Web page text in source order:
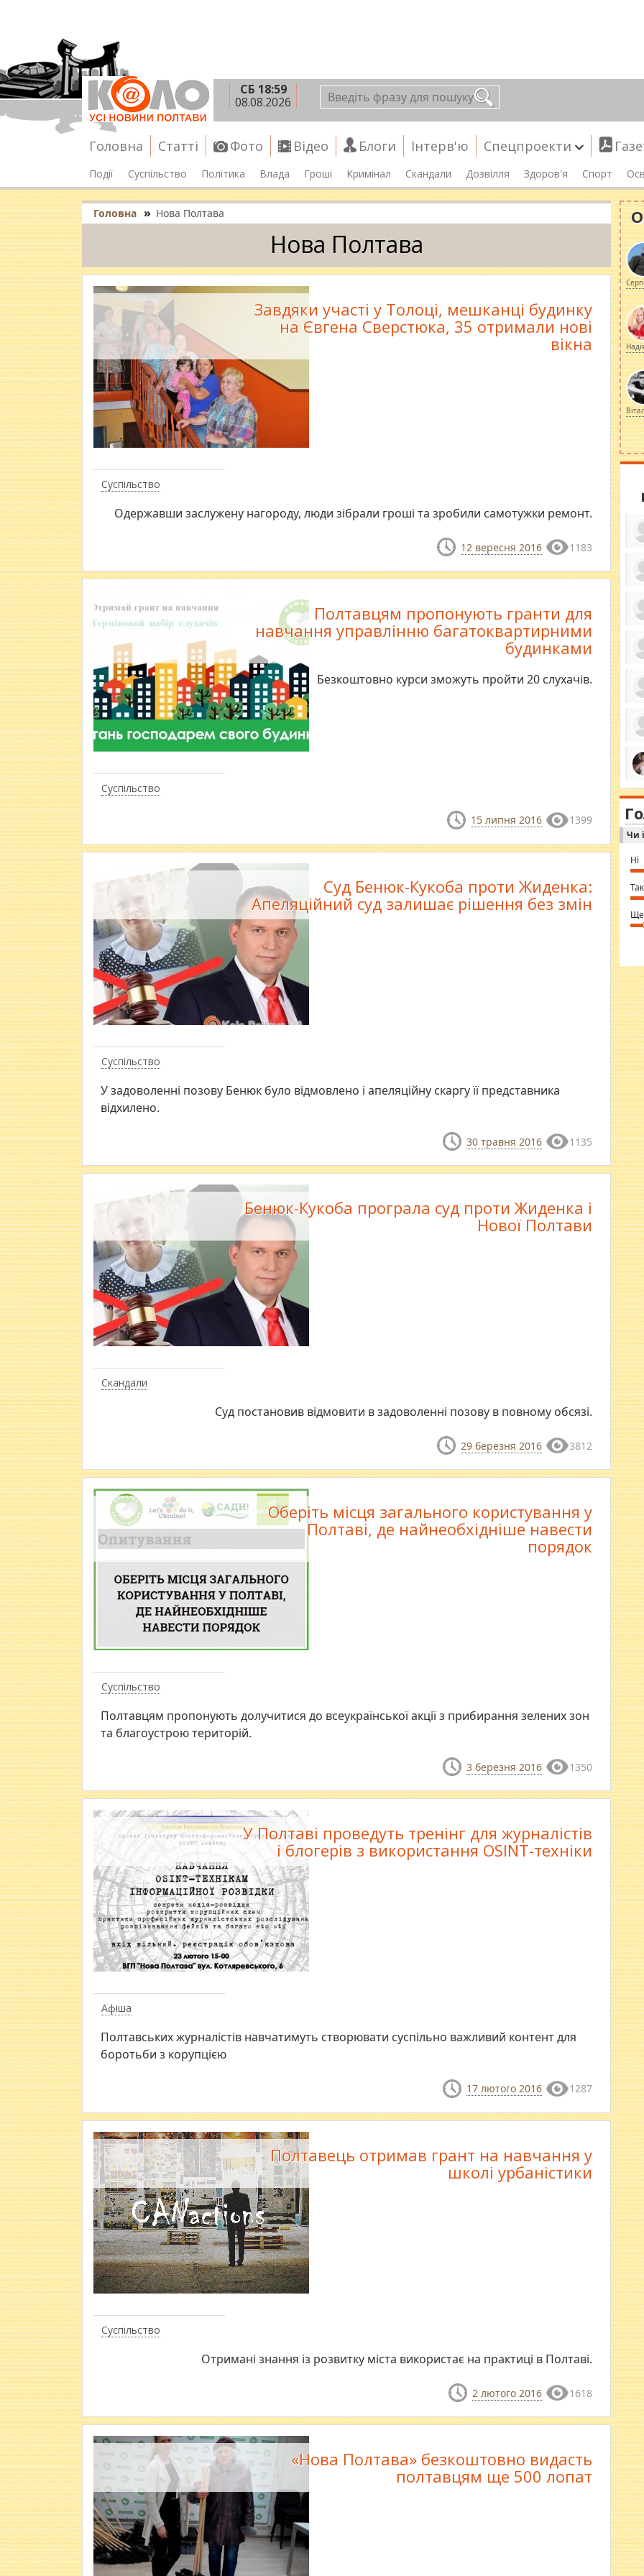
СБ 18:59
08.08.2026
Головна Статті Фото Відео Блоги Інтерв'ю Спецпроекти
Події Суспільство Політика Влада Гроші Кримінал Скандали Дозвілля Здоров'я Спорт
Головна » Нова Полтава
Нова Полтава
Суспільство
Завдяки участі у Толоці, мешканці будинку
на Євгена Сверстюка, 35 отримали нові
вікна
Одержавши заслужену нагороду, люди зібрали гроші та зробили самотужки ремонт.
12 вересня 2016 1183
Суспільство
Полтавцям пропонують гранти для
навчання управлінню багатоквартирними
будинками
​Безкоштовно курси зможуть пройти 20 слухачів.
15 липня 2016 1399
Суспільство
Суд Бенюк-Кукоба проти Жиденка:
Апеляційний суд залишає рішення без змін
У задоволенні позову Бенюк було відмовлено і апеляційну скаргу її представника
відхилено.
30 травня 2016 1135
Скандали
Бенюк-Кукоба програла суд проти Жиденка і
Нової Полтави
Суд постановив відмовити в задоволенні позову в повному обсязі.
29 березня 2016 3812
Суспільство
Оберіть місця загального користування у
Полтаві, де найнеобхідніше навести
порядок
Полтавцям пропонують долучитися до всеукраїнської акції з прибирання зелених зон
та благоустрою територій.
3 березня 2016 1350
Афіша
У Полтаві проведуть тренінг для журналістів
і блогерів з використання OSINT-техніки
​Полтавських журналістів навчатимуть створювати суспільно важливий контент для
боротьби з корупцією
17 лютого 2016 1287
Суспільство
Полтавець отримав грант на навчання у
школі урбаністики
Отримані знання із розвитку міста використає на практиці в Полтаві.
2 лютого 2016 1618
«Нова Полтава» безкоштовно видасть
полтавцям ще 500 лопат
за
ми
in
⇒
Чи
Ні
Так
Ще